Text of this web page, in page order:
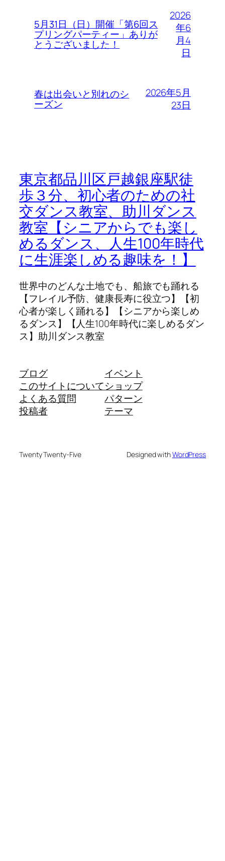
5月31日（日）開催「第6回ス
プリングパーティー」ありが
とうございました！
2026
年6
月4
日
春は出会いと別れのシ
ーズン
2026年5月
23日
東京都品川区戸越銀座駅徒
歩３分、初心者のための社
交ダンス教室、助川ダンス
教室【シニアからでも楽し
めるダンス、人生100年時代
に生涯楽しめる趣味を！】
世界中のどんな土地でも、船旅でも踊れる
【フレイル予防、健康長寿に役立つ】【初
心者が楽しく踊れる】【シニアから楽しめ
るダンス】【人生100年時代に楽しめるダン
ス】助川ダンス教室
ブログ
このサイトについて
よくある質問
投稿者
イベント
ショップ
パターン
テーマ
Twenty Twenty-Five Designed withWordPress